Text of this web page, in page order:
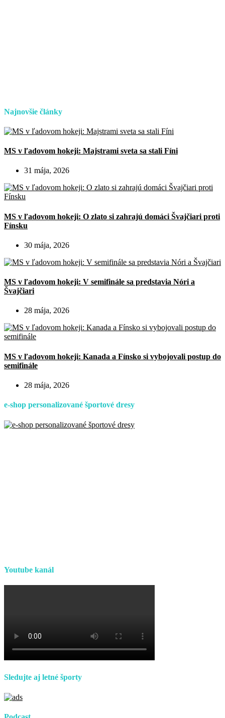
Najnovšie články
MS v ľadovom hokeji: Majstrami sveta sa stali Fíni
31 mája, 2026
MS v ľadovom hokeji: O zlato si zahrajú domáci Švajčiari proti
Fínsku
30 mája, 2026
MS v ľadovom hokeji: V semifinále sa predstavia Nóri a
Švajčiari
28 mája, 2026
MS v ľadovom hokeji: Kanada a Fínsko si vybojovali postup do
semifinále
28 mája, 2026
e-shop personalizované športové dresy
Youtube kanál
Sledujte aj letné športy